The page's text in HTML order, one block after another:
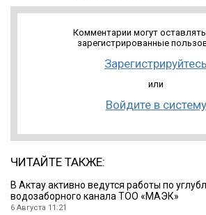
Комментарии могут
зарегистрированные
Зарегистрируйтесь
или
Войдите в систему
ЧИТАЙТЕ ТАКЖЕ:
В Актау активно ведутся работы по
водозаборного канала ТОО «МАЭК»
6 Августа 11:21